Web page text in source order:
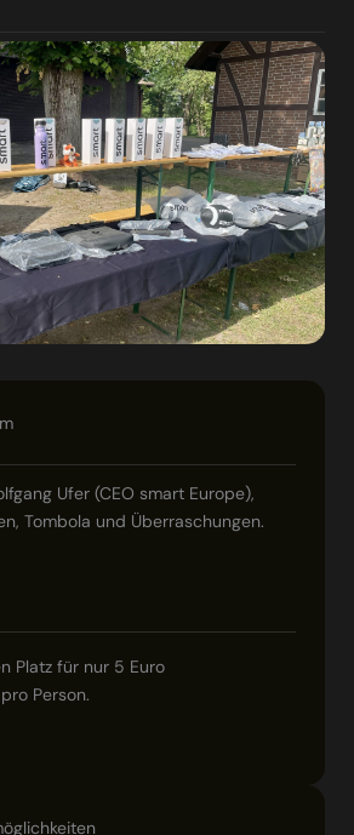
Ufer (CEO smart Europe),
Tombola und Überraschungen.
Platz für nur 5 Euro
Person.